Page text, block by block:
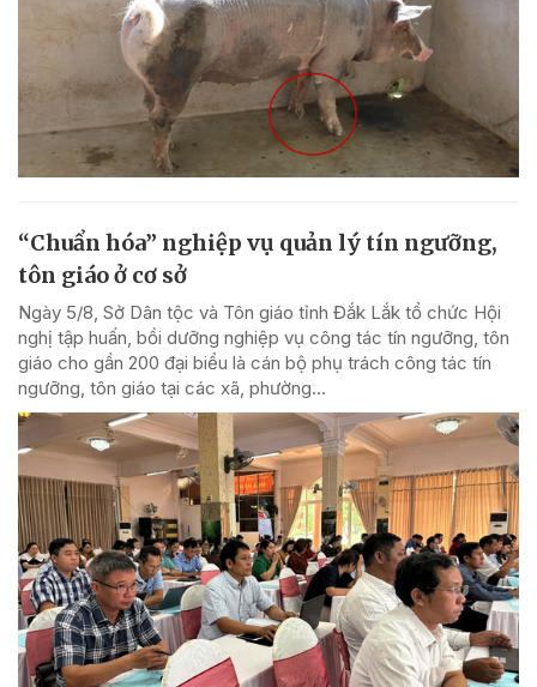
“Chuẩn hóa” nghiệp vụ quản lý tín ngưỡng,
tôn giáo ở cơ sở
Ngày 5/8, Sở Dân tộc và Tôn giáo tỉnh Đắk Lắk tổ chức Hội
nghị tập huấn, bồi dưỡng nghiệp vụ công tác tín ngưỡng, tôn
giáo cho gần 200 đại biểu là cán bộ phụ trách công tác tín
ngưỡng, tôn giáo tại các xã, phường...